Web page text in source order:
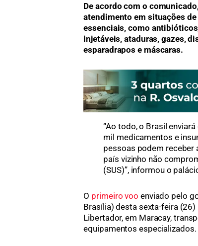
De acordo com o
atendimento em situações
essenciais, como
injetáveis, ataduras, gazes,
esparadrapos e máscaras.
“Ao todo, o Brasil
mil medicamentos e
pessoas podem receber
país vizinho não
(SUS)”, informou o
O primeiro voo enviado pelo
Brasília) desta sexta-feira (26)
Libertador, em Maracay,
equipamentos especializados.